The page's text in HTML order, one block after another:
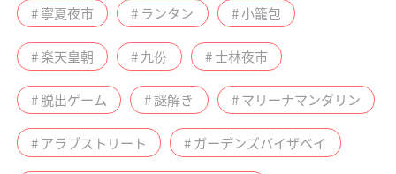
# 寧夏夜市 # ランタン # 小籠包
# 楽天皇朝 # 九份 # 士林夜市
# 脱出ゲーム # 謎解き # マリーナマンダリン
# アラブストリート # ガーデンズバイザベイ